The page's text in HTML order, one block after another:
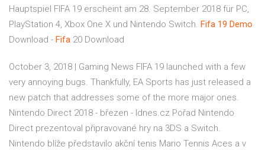
Hauptspiel FIFA 19 erscheint am 28. September 2018 für PC,
PlayStation 4, Xbox One X und Nintendo Switch. Fifa 19 Demo
Download - Fifa 20 Download
October 3, 2018 | Gaming News FIFA 19 launched with a few
very annoying bugs. Thankfully, EA Sports has just released a
new patch that addresses some of the more major ones.
Nintendo Direct 2018 - březen - Idnes.cz Pořad Nintendo
Direct prezentoval připravované hry na 3DS a Switch.
Nintendo blíže představilo akční tenis Mario Tennis Aces a v